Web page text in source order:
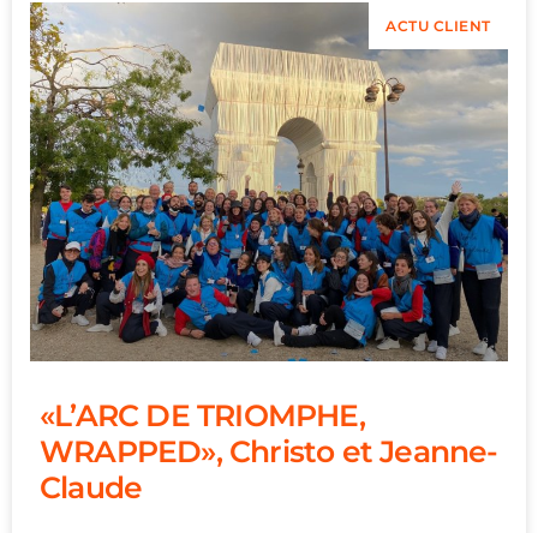
ACTU CLIENT
«L’ARC DE TRIOMPHE,
WRAPPED», Christo et Jeanne-
Claude